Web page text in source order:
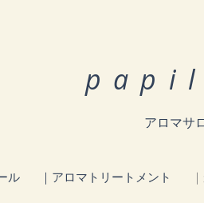
アロマサ
ル ｜アロマトリートメント